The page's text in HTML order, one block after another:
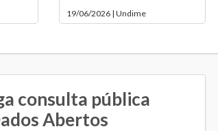
19/06/2026 | Undime
consulta pública
Abertos